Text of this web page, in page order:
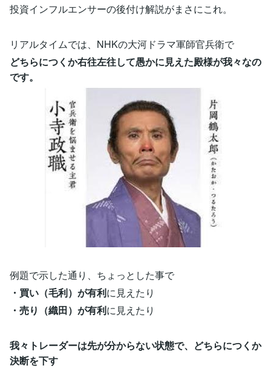
投資インフルエンサーの後付け解説がまさにこれ。
リアルタイムでは、NHKの大河ドラマ軍師官兵衛で
どちらにつくか右往左往して愚かに見えた殿様が我々なの
です。
例題で示した通り、ちょっとした事で
・買い（毛利）が有利に見えたり
・売り（織田）が有利に見えたり
我々トレーダーは先が分からない状態で、どちらにつくか
決断を下す